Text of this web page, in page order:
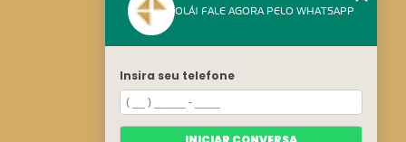
HOME
CATEGORIAS
MAPA DO SITE
OLÁ! FALE AGORA PELO WHATSAPP
Insira seu telefone